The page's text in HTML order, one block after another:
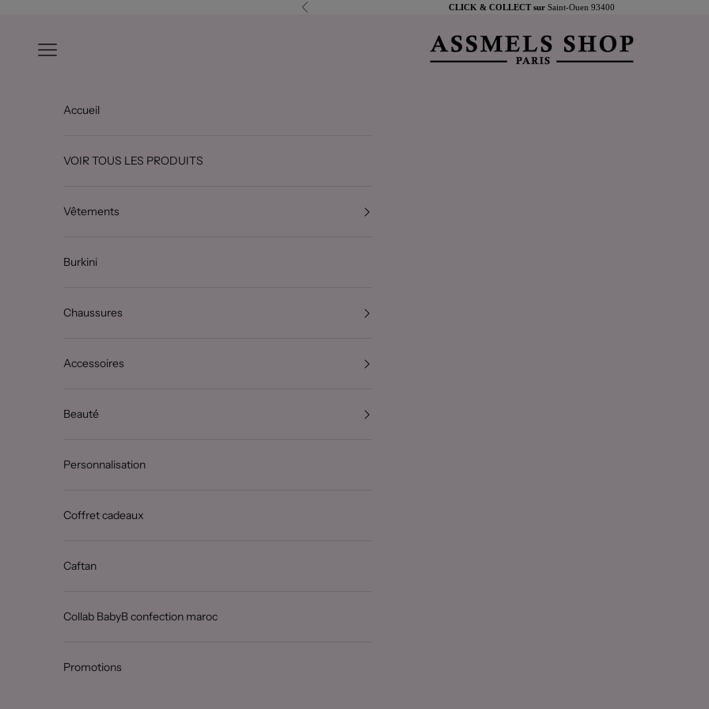
Précédent CLICK & COLLECT sur Saint-Ouen 93400
Assmels shop
Ouvrir la navigation
Accueil
VOIR TOUS LES PRODUITS
Vêtements
Burkini
Chaussures
Accessoires
Beauté
Personnalisation
Coffret cadeaux
Caftan
Collab BabyB confection maroc
Promotions